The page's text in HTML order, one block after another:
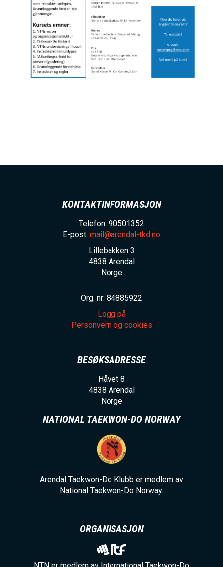
KONTAKTINFORMASJON
Telefon: 90501352
E-post: mail@arendal-tkd.no
Lillebakken 3
4838 Arendal
Norge
Org. nr: 84885922
Logg på
Personvern og cookies
BESØKSADRESSE
Håvet 8
4838 Arendal
Norge
NATIONAL TAEKWON-DO NORWAY
Arendal Taekwon-Do Klubb er medlem av
National Taekwon-Do Norway.
ORGANISASJON